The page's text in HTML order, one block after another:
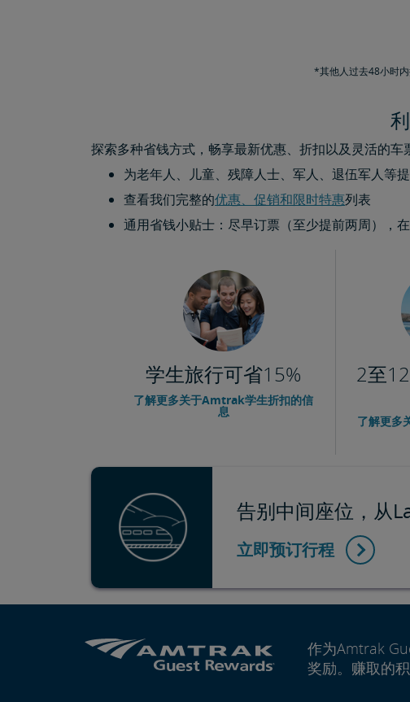
*其他人过去48小时内
探索多种省钱方式，畅享最新优惠、折扣以及灵活的
为老年人、儿童、残障人士、军人、退伍军人等
查看我们完整的优惠、促销和限时特惠列表
通用省钱小贴士：尽早订票（至少提前两周），
学生旅行可省15%
了解更多关于Amtrak学生折扣的信
息
2至
了解更多
告别中间座位，从
立即预订行程
作为Amtrak
奖励。赚取的